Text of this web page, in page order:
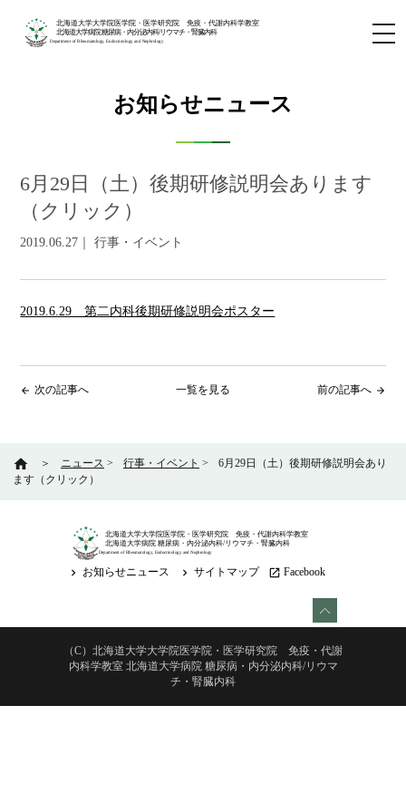
北海道大学大学院医学院・医学研究院 免疫・代謝内科学教室
北海道大学病院 糖尿病・内分泌内科/リウマチ・腎臓内科
Department of Rheumatology, Endocrinology and Nephrology
お知らせニュース
6月29日（土）後期研修説明会あります
（クリック）
2019.06.27｜ 行事・イベント
2019.6.29 第二内科後期研修説明会ポスター
arrow_back 次の記事へ 一覧を見る arrow_forward
前の記事へ
home ＞ ニュース > 行事・イベント >
6月29日（土）後期研修説明会あり
ます（クリック）
北海道大学大学院医学院・医学研究院 免疫・代謝内科学教室
北海道大学病院 糖尿病・内分泌内科/リウマチ・腎臓内科
Department of Rheumatology, Endocrinology and Nephrology
keyboard_arrow_right お知らせニュース keyboard_arrow_right サイトマップ launch Facebook
（C）北海道大学大学院医学院・医学研究院 免疫・代謝
内科学教室 北海道大学病院 糖尿病・内分泌内科/リウマ
チ・腎臓内科